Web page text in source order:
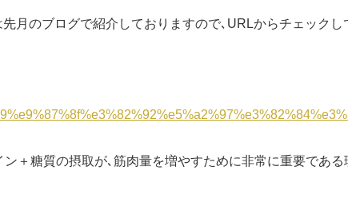
月のブログで紹介しておりますので､URLからチェックし
＋糖質の摂取が､筋肉量を増やすために非常に重要である